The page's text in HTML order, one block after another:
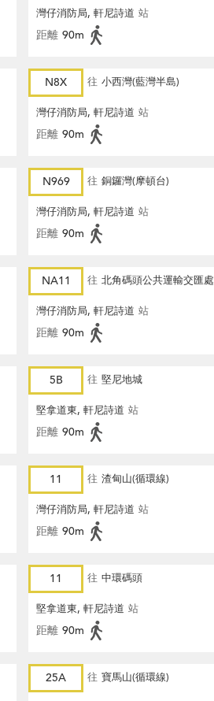
灣仔消防局, 軒尼詩道 站
距離 90m
N8X 往 小西灣(藍灣半島)
灣仔消防局, 軒尼詩道 站
距離 90m
N969 往 銅鑼灣(摩頓台)
灣仔消防局, 軒尼詩道 站
距離 90m
NA11 往 北角碼頭公共運輸交匯處
灣仔消防局, 軒尼詩道 站
距離 90m
5B 往 堅尼地城
堅拿道東, 軒尼詩道 站
距離 90m
11 往 渣甸山(循環線)
灣仔消防局, 軒尼詩道 站
距離 90m
11 往 中環碼頭
堅拿道東, 軒尼詩道 站
距離 90m
25A 往 寶馬山(循環線)